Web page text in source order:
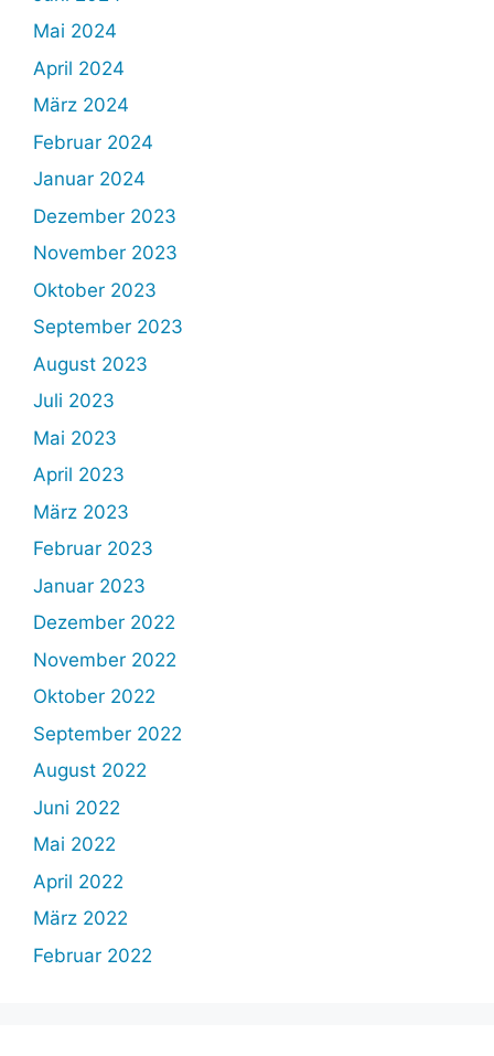
Mai 2024
April 2024
März 2024
Februar 2024
Januar 2024
Dezember 2023
November 2023
Oktober 2023
September 2023
August 2023
Juli 2023
Mai 2023
April 2023
März 2023
Februar 2023
Januar 2023
Dezember 2022
November 2022
Oktober 2022
September 2022
August 2022
Juni 2022
Mai 2022
April 2022
März 2022
Februar 2022